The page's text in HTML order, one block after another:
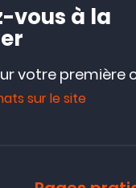
vous à la
votre première
sur le site